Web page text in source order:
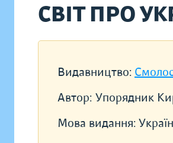
СВІТ ПРО
Видавництво:
Автор: Упорядник
Мова видання: